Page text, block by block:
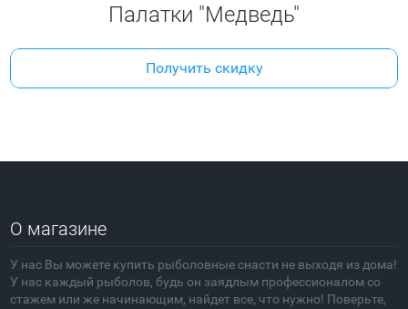
Палатки "Медведь"
Получить скидку
О магазине
У нас Вы можете купить рыболовные снасти не выходя из дома!
У нас каждый рыболов, будь он заядлым профессионалом со
стажем или же начинающим, найдет все, что нужно! Поверьте,